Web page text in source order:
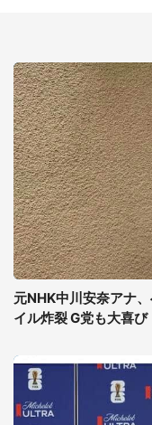
元NHK中川安奈アナ
イル炸裂 G党も大喜び